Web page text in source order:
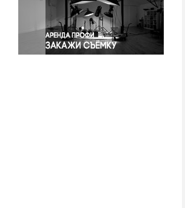
Экология
Экономика и бизнес